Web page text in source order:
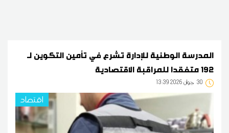
المدرسة الوطنية للإدارة تشرع في تأمين التكوين لـ
192 متفقدا للمراقبة الاقتصادية
30 13:39 2026 جوان
اقتصاد